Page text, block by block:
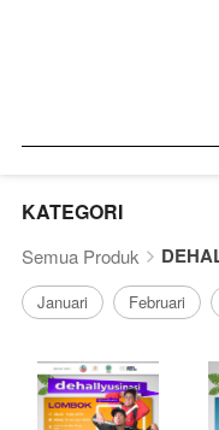
KATEGORI
Semua Produk
Januari Februari